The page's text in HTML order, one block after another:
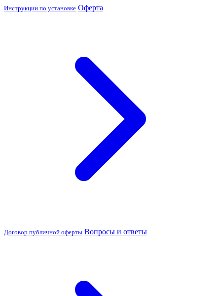
Инструкции по установке Оферта
Договор публичной оферты Вопросы и ответы